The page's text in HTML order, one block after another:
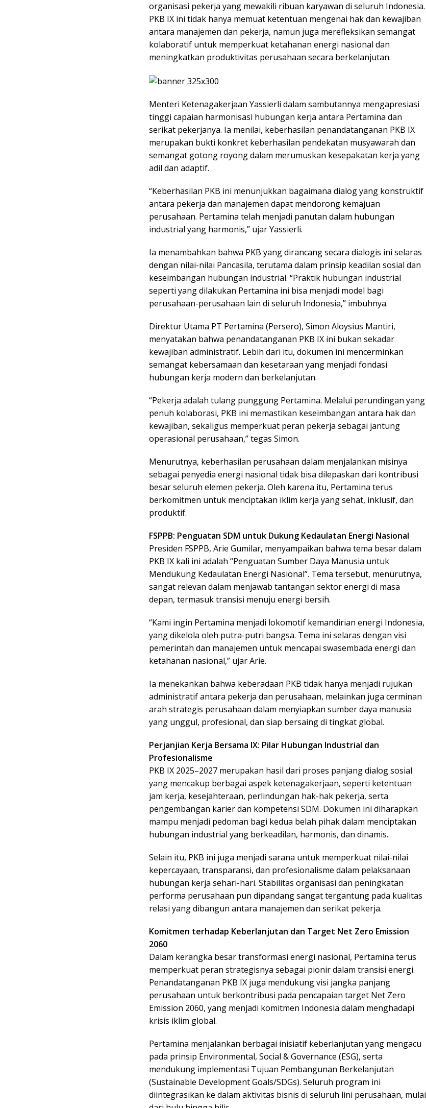
organisasi pekerja yang mewakili ribuan karyawan di seluruh Indonesia.
PKB IX ini tidak hanya memuat ketentuan mengenai hak dan kewajiban
antara manajemen dan pekerja, namun juga merefleksikan semangat
kolaboratif untuk memperkuat ketahanan energi nasional dan
meningkatkan produktivitas perusahaan secara berkelanjutan.
Menteri Ketenagakerjaan Yassierli dalam sambutannya mengapresiasi
tinggi capaian harmonisasi hubungan kerja antara Pertamina dan
serikat pekerjanya. Ia menilai, keberhasilan penandatanganan PKB IX
merupakan bukti konkret keberhasilan pendekatan musyawarah dan
semangat gotong royong dalam merumuskan kesepakatan kerja yang
adil dan adaptif.
“Keberhasilan PKB ini menunjukkan bagaimana dialog yang konstruktif
antara pekerja dan manajemen dapat mendorong kemajuan
perusahaan. Pertamina telah menjadi panutan dalam hubungan
industrial yang harmonis,” ujar Yassierli.
Ia menambahkan bahwa PKB yang dirancang secara dialogis ini selaras
dengan nilai-nilai Pancasila, terutama dalam prinsip keadilan sosial dan
keseimbangan hubungan industrial. “Praktik hubungan industrial
seperti yang dilakukan Pertamina ini bisa menjadi model bagi
perusahaan-perusahaan lain di seluruh Indonesia,” imbuhnya.
Direktur Utama PT Pertamina (Persero), Simon Aloysius Mantiri,
menyatakan bahwa penandatanganan PKB IX ini bukan sekadar
kewajiban administratif. Lebih dari itu, dokumen ini mencerminkan
semangat kebersamaan dan kesetaraan yang menjadi fondasi
hubungan kerja modern dan berkelanjutan.
“Pekerja adalah tulang punggung Pertamina. Melalui perundingan yang
penuh kolaborasi, PKB ini memastikan keseimbangan antara hak dan
kewajiban, sekaligus memperkuat peran pekerja sebagai jantung
operasional perusahaan,” tegas Simon.
Menurutnya, keberhasilan perusahaan dalam menjalankan misinya
sebagai penyedia energi nasional tidak bisa dilepaskan dari kontribusi
besar seluruh elemen pekerja. Oleh karena itu, Pertamina terus
berkomitmen untuk menciptakan iklim kerja yang sehat, inklusif, dan
produktif.
FSPPB: Penguatan SDM untuk Dukung Kedaulatan Energi Nasional
Presiden FSPPB, Arie Gumilar, menyampaikan bahwa tema besar dalam
PKB IX kali ini adalah “Penguatan Sumber Daya Manusia untuk
Mendukung Kedaulatan Energi Nasional”. Tema tersebut, menurutnya,
sangat relevan dalam menjawab tantangan sektor energi di masa
depan, termasuk transisi menuju energi bersih.
“Kami ingin Pertamina menjadi lokomotif kemandirian energi Indonesia,
yang dikelola oleh putra-putri bangsa. Tema ini selaras dengan visi
pemerintah dan manajemen untuk mencapai swasembada energi dan
ketahanan nasional,” ujar Arie.
Ia menekankan bahwa keberadaan PKB tidak hanya menjadi rujukan
administratif antara pekerja dan perusahaan, melainkan juga cerminan
arah strategis perusahaan dalam menyiapkan sumber daya manusia
yang unggul, profesional, dan siap bersaing di tingkat global.
Perjanjian Kerja Bersama IX: Pilar Hubungan Industrial dan
Profesionalisme
PKB IX 2025–2027 merupakan hasil dari proses panjang dialog sosial
yang mencakup berbagai aspek ketenagakerjaan, seperti ketentuan
jam kerja, kesejahteraan, perlindungan hak-hak pekerja, serta
pengembangan karier dan kompetensi SDM. Dokumen ini diharapkan
mampu menjadi pedoman bagi kedua belah pihak dalam menciptakan
hubungan industrial yang berkeadilan, harmonis, dan dinamis.
Selain itu, PKB ini juga menjadi sarana untuk memperkuat nilai-nilai
kepercayaan, transparansi, dan profesionalisme dalam pelaksanaan
hubungan kerja sehari-hari. Stabilitas organisasi dan peningkatan
performa perusahaan pun dipandang sangat tergantung pada kualitas
relasi yang dibangun antara manajemen dan serikat pekerja.
Komitmen terhadap Keberlanjutan dan Target Net Zero Emission
2060
Dalam kerangka besar transformasi energi nasional, Pertamina terus
memperkuat peran strategisnya sebagai pionir dalam transisi energi.
Penandatanganan PKB IX juga mendukung visi jangka panjang
perusahaan untuk berkontribusi pada pencapaian target Net Zero
Emission 2060, yang menjadi komitmen Indonesia dalam menghadapi
krisis iklim global.
Pertamina menjalankan berbagai inisiatif keberlanjutan yang mengacu
pada prinsip Environmental, Social & Governance (ESG), serta
mendukung implementasi Tujuan Pembangunan Berkelanjutan
(Sustainable Development Goals/SDGs). Seluruh program ini
diintegrasikan ke dalam aktivitas bisnis di seluruh lini perusahaan, mulai